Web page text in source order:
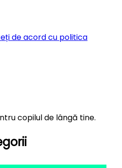
de acord cu politica
copilul de lângă tine.